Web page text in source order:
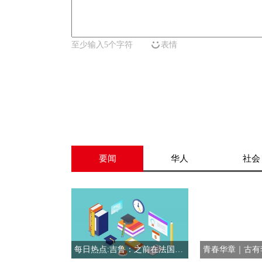
至少输入5个字符 表情
要闻 华人 社会
每日热点:吉鲁：之前在法国队见到登贝莱时，没想到他能赢得金球奖